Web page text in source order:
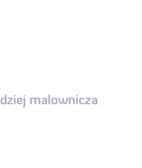
malownicza